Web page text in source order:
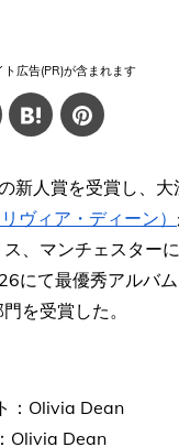
広告(PR)が含まれます
新人賞を受賞し、大
ヴィア・ディーン）
、マンチェスター
にて最優秀アルバ
を受賞した。
：Olivia Dean
Olivia Dean